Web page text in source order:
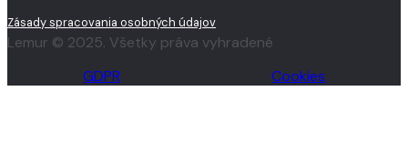
Zásady spracovania osobných údajov
Lemur © 2025. Všetky práva vyhradené
GDPR
Cookies